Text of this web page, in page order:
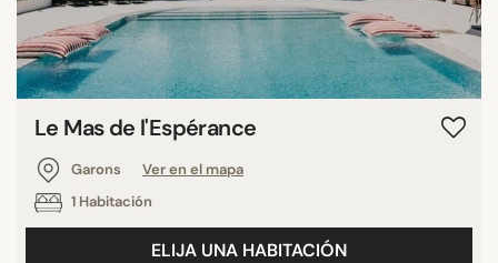
Le Mas de l'Espérance
Garons
Ver en el mapa
1 Habitación
ELIJA UNA HABITACIÓN